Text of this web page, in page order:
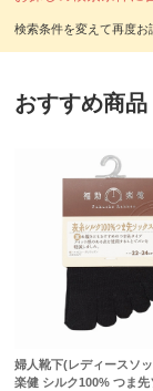
おすすめ商品
婦人靴下(レディースソ
楽健 シルク100% つま先